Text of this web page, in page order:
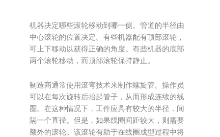
机器决定哪些滚轮移动到哪一侧。管道的半径由
中心滚轮的位置决定。有些机器配有顶部滚轮，
可上下移动以获得正确的角度。有些机器的底部
两个滚轮移动，而顶部滚轮保持静止。
制造商通常使用滚弯技术来制作螺旋管。操作员
可以在每次旋转后抬起管子，从而形成连续的线
圈。在这种情况下，工件应具有较大的半径，间
隔一个直径。但是，如果线圈间距较大，则需要
额外的滚轮。该滚轮有助于在线圈成型过程中将